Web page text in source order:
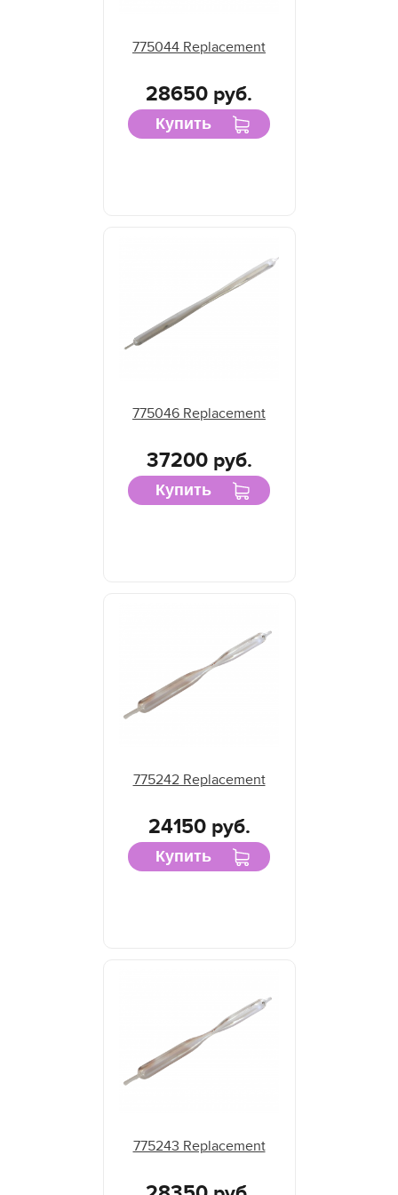
775044 Replacement
28650 руб.
Купить
775046 Replacement
37200 руб.
Купить
775242 Replacement
24150 руб.
Купить
775243 Replacement